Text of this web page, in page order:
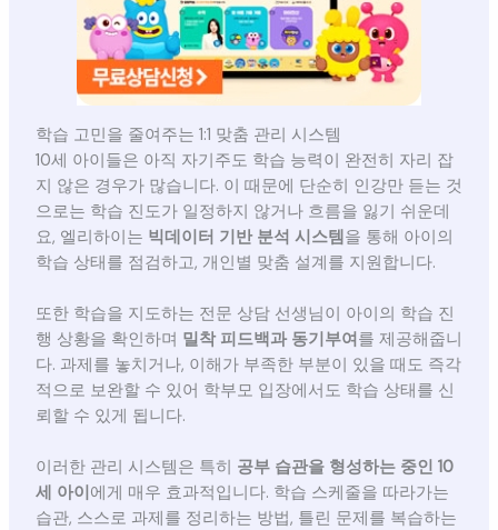
학습 고민을 줄여주는 1:1 맞춤 관리 시스템
10세 아이들은 아직 자기주도 학습 능력이 완전히 자리 잡
지 않은 경우가 많습니다. 이 때문에 단순히 인강만 듣는 것
으로는 학습 진도가 일정하지 않거나 흐름을 잃기 쉬운데
요, 엘리하이는 빅데이터 기반 분석 시스템 을 통해 아이의
학습 상태를 점검하고, 개인별 맞춤 설계를 지원합니다.
또한 학습을 지도하는 전문 상담 선생님이 아이의 학습 진
행 상황을 확인하며 밀착 피드백과 동기부여 를 제공해줍니
다. 과제를 놓치거나, 이해가 부족한 부분이 있을 때도 즉각
적으로 보완할 수 있어 학부모 입장에서도 학습 상태를 신
뢰할 수 있게 됩니다.
이러한 관리 시스템은 특히 공부 습관을 형성하는 중인 10
세 아이 에게 매우 효과적입니다. 학습 스케줄을 따라가는
습관, 스스로 과제를 정리하는 방법, 틀린 문제를 복습하는